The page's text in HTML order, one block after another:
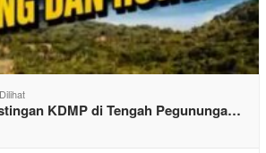
KDMP di Tengah Pegununga…